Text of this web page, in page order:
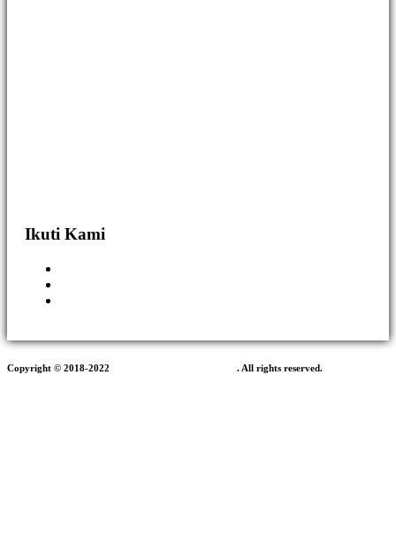
Ikuti Kami
Copyright © 2018-2022 . All rights reserved.